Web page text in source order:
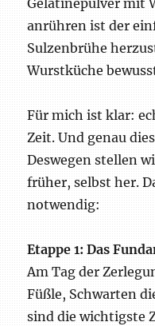
Gelatinepulver mit
anrühren ist der
Sulzenbrühe
Wurstküche
Für mich ist klar:
Zeit. Und genau
Deswegen stellen
früher, selbst her.
notwendig:
Etappe 1: Das
Am Tag der
Füßle, Schwarten
sind die wichtigste